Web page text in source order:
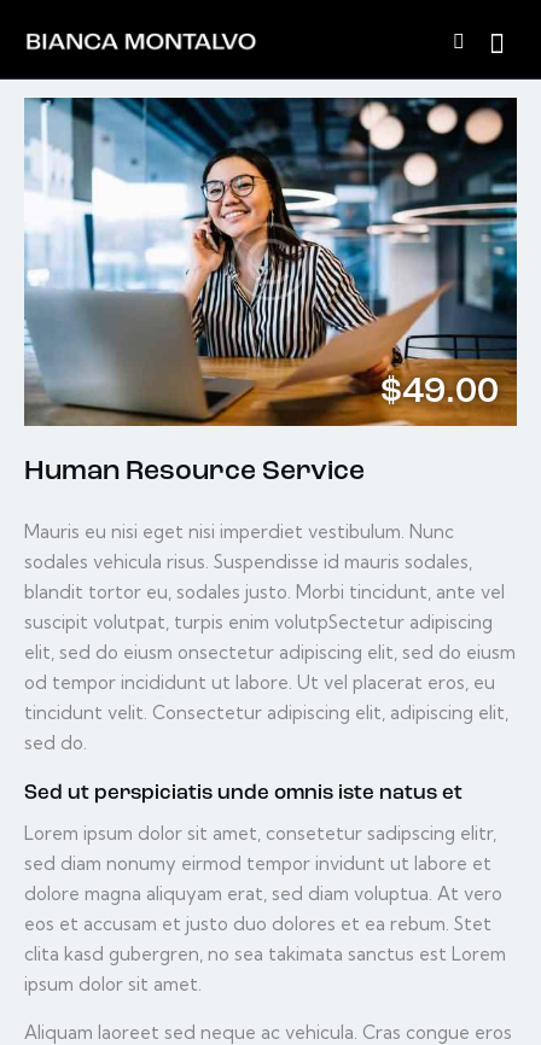
$49.00
Human Resource Service
Mauris eu nisi eget nisi imperdiet vestibulum. Nunc
sodales vehicula risus. Suspendisse id mauris sodales,
blandit tortor eu, sodales justo. Morbi tincidunt, ante vel
suscipit volutpat, turpis enim volutpSectetur adipiscing
elit, sed do eiusm onsectetur adipiscing elit, sed do eiusm
od tempor incididunt ut labore. Ut vel placerat eros, eu
tincidunt velit. Consectetur adipiscing elit, adipiscing elit,
sed do.
Sed ut perspiciatis unde omnis iste natus et
Lorem ipsum dolor sit amet, consetetur sadipscing elitr,
sed diam nonumy eirmod tempor invidunt ut labore et
dolore magna aliquyam erat, sed diam voluptua. At vero
eos et accusam et justo duo dolores et ea rebum. Stet
clita kasd gubergren, no sea takimata sanctus est Lorem
ipsum dolor sit amet.
Aliquam laoreet sed neque ac vehicula. Cras congue eros